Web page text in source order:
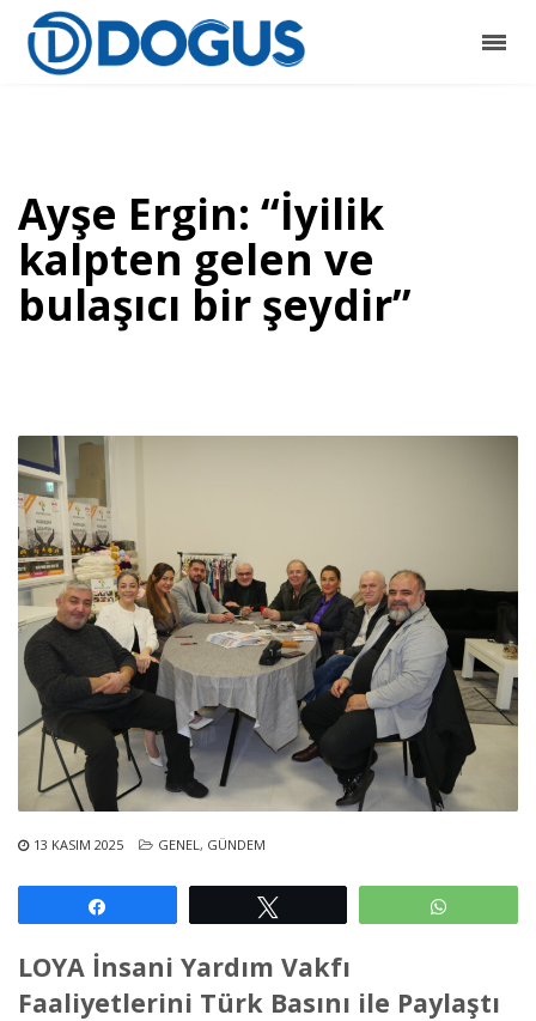
Ayşe Ergin: “İyilik
kalpten gelen ve
bulaşıcı bir şeydir”
13 KASIM 2025 GENEL , GÜNDEM
LOYA İnsani Yardım Vakfı
Faaliyetlerini Türk Basını ile Paylaştı